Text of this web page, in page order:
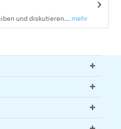
und diskutieren... mehr